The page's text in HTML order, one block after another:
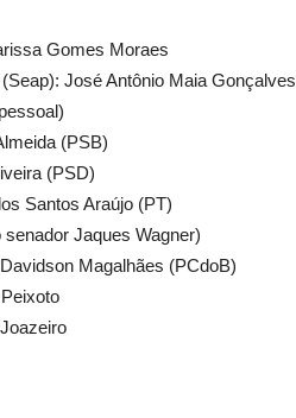
Gomes Moraes
José Antônio Maia Gonçalves
(PSB)
(PSD)
Santos Araújo (PT)
Jaques Wagner)
Magalhães (PCdoB)